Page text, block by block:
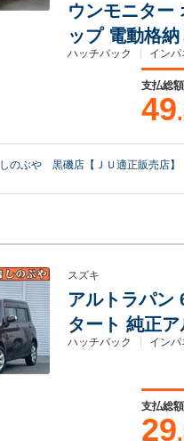
ウンモニター
ップ 電動格
ハッチバック イン
支払総額
49
しのぶや 黒磯店【ＪＵ適正販売店】
スズキ
アルトラパン
タート 純正
ハッチバック イン
支払総額
29